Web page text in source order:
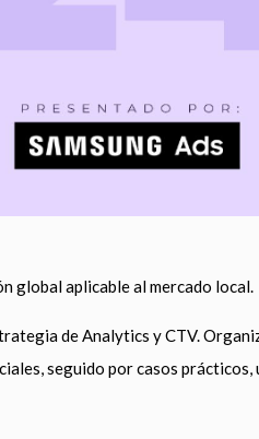
global aplicable al mercado local.
de Analytics y CTV.
seguido por casos prácticos,